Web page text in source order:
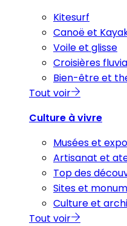
Kitesurf
Canoë et
Voile et glisse
Croisières
Bien-être et
Tout voir
Culture à vivre
Musées et
Artisanat et
Top des
Sites et
Culture et
Tout voir